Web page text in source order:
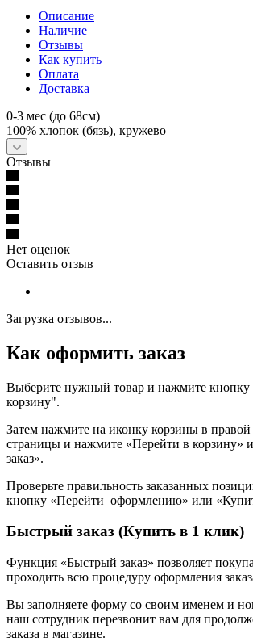
Описание
Наличие
Отзывы
Как купить
Оплата
Доставка
0-3 мес (до 68см)
100% хлопок (бязь), кружево
Отзывы
Нет оценок
Оставить отзыв
Загрузка отзывов...
Как оформить заказ
Выберите нужный товар и нажмите кнопку
корзину".
Затем нажмите на иконку корзины в правой
страницы и нажмите «Перейти в корзину»
заказ».
Проверьте правильность заказанных
кнопку «Перейти оформлению» или
Быстрый заказ (Купить в 1 клик)
Функция «Быстрый заказ» позволяет
проходить всю процедуру оформления
Вы заполняете форму со своим именем и
наш сотрудник перезвонит вам для
заказа в магазине.